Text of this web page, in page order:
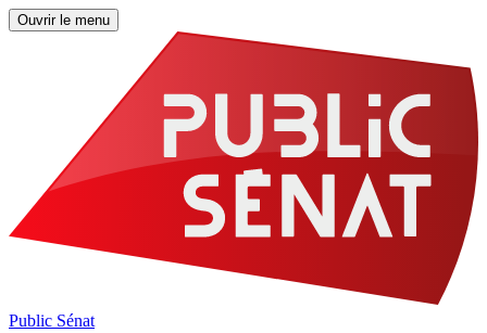
Ouvrir le menu
Public Sénat